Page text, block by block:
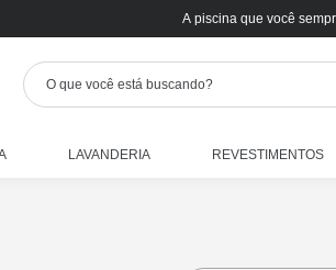
A piscina que você
LAVANDERIA REVESTIMENTOS